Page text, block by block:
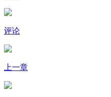
评论
上一章